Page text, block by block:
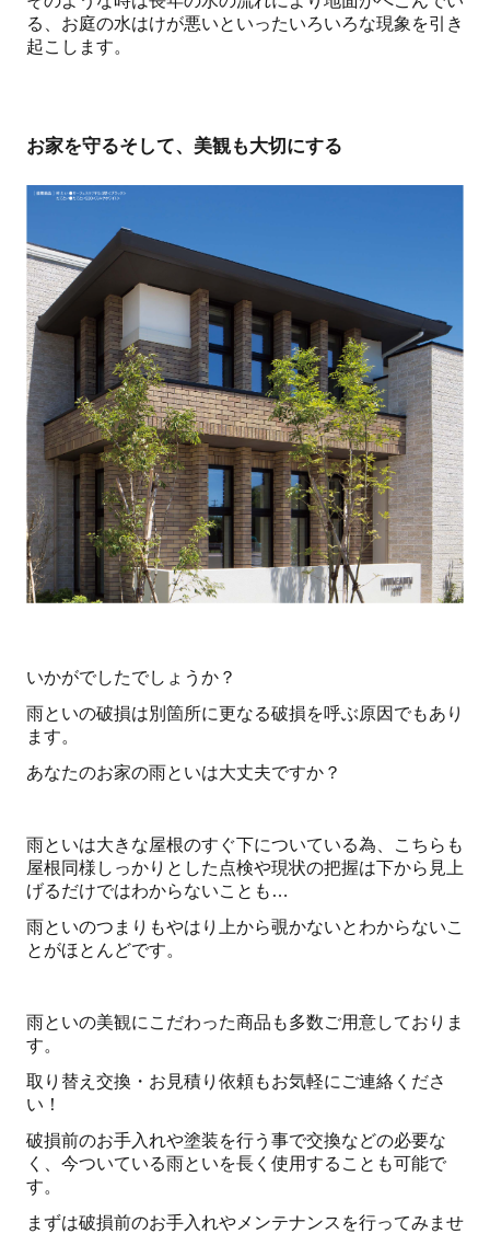
る、お庭の水はけが悪いといったいろいろな現象を引き
起こします。
お家を守るそして、美観も大切にする
いかがでしたでしょうか？
雨といの破損は別箇所に更なる破損を呼ぶ原因でもあり
ます。
あなたのお家の雨といは大丈夫ですか？
雨といは大きな屋根のすぐ下についている為、こちらも
屋根同様しっかりとした点検や現状の把握は下から見上
げるだけではわからないことも…
雨といのつまりもやはり上から覗かないとわからないこ
とがほとんどです。
雨といの美観にこだわった商品も多数ご用意しておりま
す。
取り替え交換・お見積り依頼もお気軽にご連絡くださ
い！
破損前のお手入れや塗装を行う事で交換などの必要な
く、今ついている雨といを長く使用することも可能で
す。
まずは破損前のお手入れやメンテナンスを行ってみませ